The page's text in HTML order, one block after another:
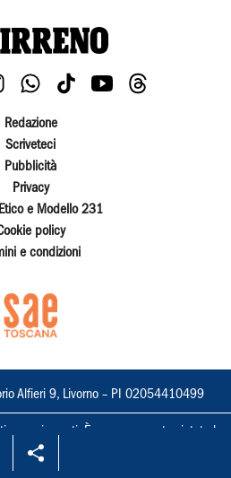
Redazione
Scriveteci
Pubblicità
Privacy
e Modello 231
policy
e condizioni
Alfieri 9, Livorno – PI 02054410499
riservati. È espressamente vietata la
e l'adattamento totale o parziale.